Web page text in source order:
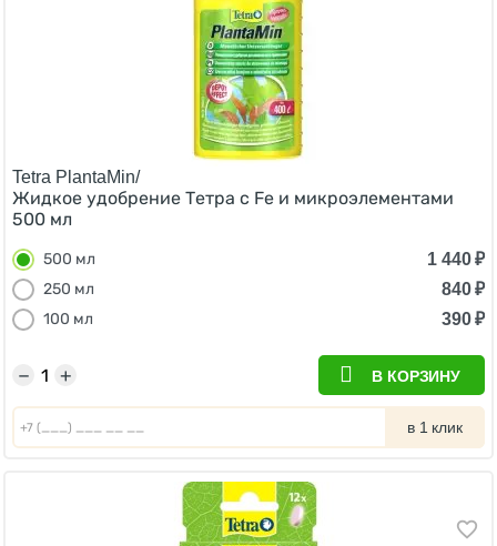
Tetra PlantaMin/
Жидкое удобрение Тетра с Fe и микроэлементами
500 мл
500 мл 1 440₽
250 мл
840₽
100 мл
390₽
+
− В КОРЗИНУ
в 1 клик